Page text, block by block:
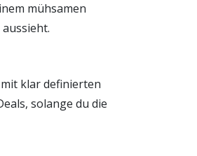
mühsamen
klar definierten
solange du die